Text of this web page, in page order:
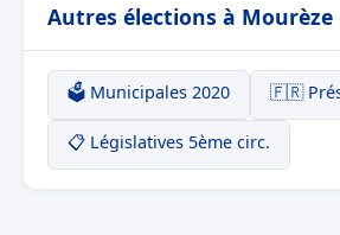
Autres élections à Mourèze
🗳️ Municipales 2020 🇫🇷
📋 Législatives 5ème circ.